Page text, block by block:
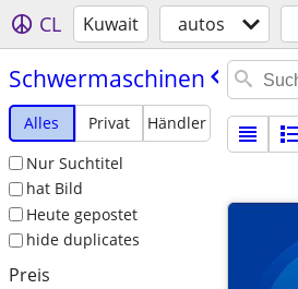
CL Kuwait autos
Schwermaschinen
Alles Privat
Händler
Nur Suchtitel
hat Bild
Heute gepostet
hide duplicates
Preis